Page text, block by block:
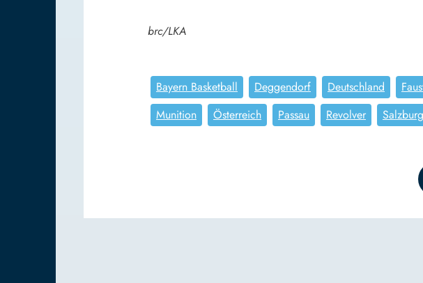
brc/LKA
Bayern Basketball Deggendorf Deutschland
Munition
Österreich Passau Revolver Salzburg